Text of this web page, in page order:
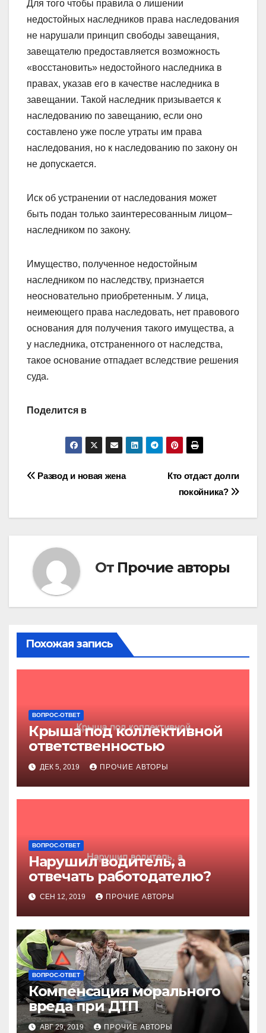
Для того чтобы правила о лишении
недостойных наследников права наследования
не нарушали принцип свободы завещания,
завещателю предоставляется возможность
«восстановить» недостойного наследника в
правах, указав его в качестве наследника в
завещании. Такой наследник призывается к
наследованию по завещанию, если оно
составлено уже после утраты им права
наследования, но к наследованию по закону он
не допускается.
Иск об устранении от наследования может
быть подан только заинтересованным лицом–
наследником по закону.
Имущество, полученное недостойным
наследником по наследству, признается
неосновательно приобретенным. У лица,
неимеющего права наследовать, нет правового
основания для получения такого имущества, а
у наследника, отстраненного от наследства,
такое основание отпадает вследствие решения
суда.
Поделится в
Навигация
Кто отдаст долги
покойника?
Развод и новая жена
От Прочие авторы
Похожая запись
ВОПРОС-ОТВЕТ
Крыша под коллективной
ответственностью
ДЕК 5, 2019 ПРОЧИЕ АВТОРЫ
ВОПРОС-ОТВЕТ
Нарушил водитель, а
отвечать работодателю?
СЕН 12, 2019 ПРОЧИЕ АВТОРЫ
ВОПРОС-ОТВЕТ
Компенсация морального
вреда при ДТП
АВГ 29, 2019 ПРОЧИЕ АВТОРЫ